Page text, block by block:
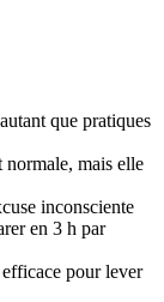
que pratiques
normale, mais elle
inconsciente
en 3 h par
pour lever